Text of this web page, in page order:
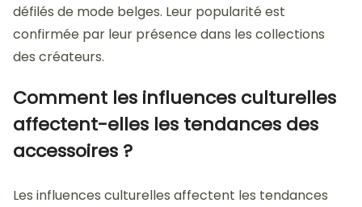
défilés de mode belges. Leur popularité est
confirmée par leur présence dans les collections
des créateurs.
Comment les influences culturelles
affectent-elles les tendances des
accessoires ?
Les influences culturelles affectent les tendances